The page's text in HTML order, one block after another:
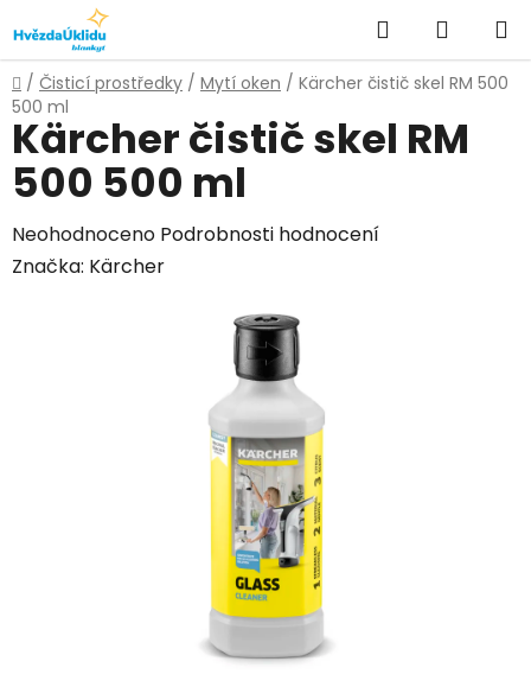
na
obsah
Hledat
KOŠÍK
Domů
/ Čisticí prostředky / Mytí oken / Kärcher čistič skel RM 500
500 ml
Kärcher čistič skel RM
500 500 ml
Průměrné
hodnocení
Neohodnoceno Podrobnosti hodnocení
Značka: Kärcher